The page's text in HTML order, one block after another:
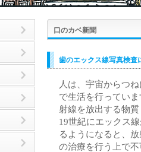
口のカベ新聞
歯のエックス線写真検査
人は、宇宙からつ
で生活を行ってい
射線を放出する物
19世紀にエックス
るようになると、
の治療を行う上で